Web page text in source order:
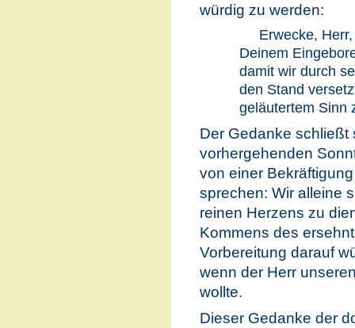
würdig zu werden:
Erwecke,
Deinem
damit wir durch
den Stand
geläutertem Sinn
Der Gedanke schließt
vorhergehenden
von einer
sprechen: Wir alleine
reinen Herzens zu
Kommens des
Vorbereitung darauf
wenn der Herr
wollte.
Dieser Gedanke der